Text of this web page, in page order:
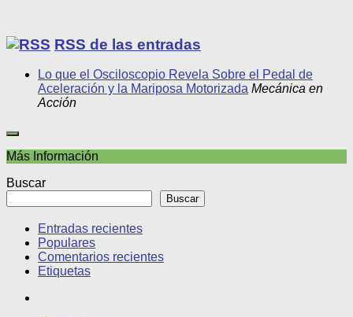
RSS de las entradas
Lo que el Osciloscopio Revela Sobre el Pedal de
Aceleración y la Mariposa Motorizada Mecánica en
Acción
Más Información
Buscar
Buscar
Entradas recientes
Populares
Comentarios recientes
Etiquetas